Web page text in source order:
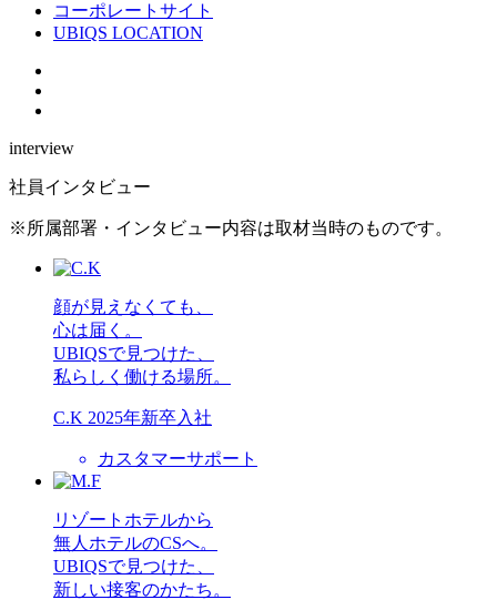
コーポレートサイト
UBIQS LOCATION
interview
社員インタビュー
※所属部署・インタビュー内容は取材当時のものです。
顔が見えなくても、
心は届く。
UBIQSで見つけた、
私らしく働ける場所。
C.K 2025年新卒入社
カスタマーサポート
リゾートホテルから
無人ホテルのCSへ。
UBIQSで見つけた、
新しい接客のかたち。